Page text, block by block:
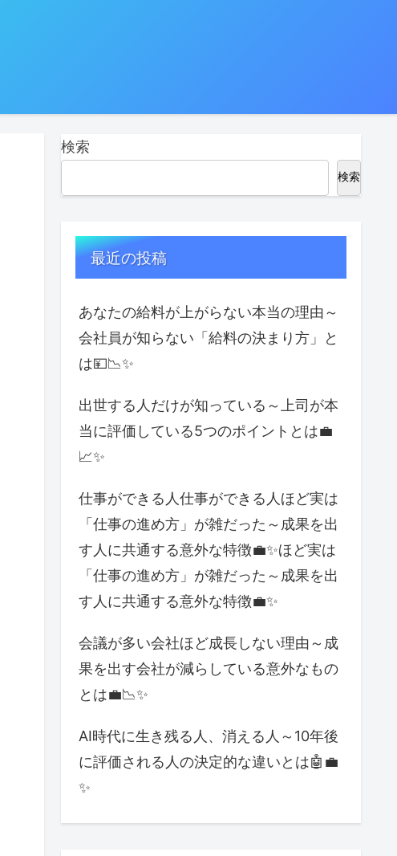
検索
検索
最近の投稿
あなたの給料が上がらない本当の理由～
会社員が知らない「給料の決まり方」と
は💴📉✨
出世する人だけが知っている～上司が本
当に評価している5つのポイントとは💼
📈✨
仕事ができる人仕事ができる人ほど実は
「仕事の進め方」が雑だった～成果を出
す人に共通する意外な特徴💼✨ほど実は
「仕事の進め方」が雑だった～成果を出
す人に共通する意外な特徴💼✨
会議が多い会社ほど成長しない理由～成
果を出す会社が減らしている意外なもの
とは💼📉✨
AI時代に生き残る人、消える人～10年後
に評価される人の決定的な違いとは🤖💼
✨